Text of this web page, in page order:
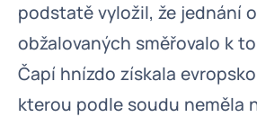
podstatě vyložil, že jednání
obžalovaných směřovalo k
Čapí hnízdo získala
kterou podle soudu neměla